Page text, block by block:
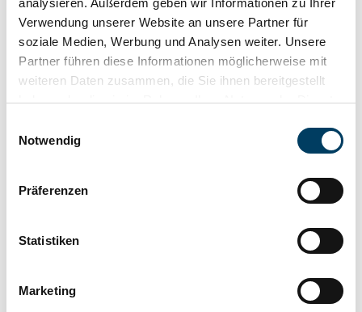
Verwendung unserer Website an unsere Partner für
soziale Medien, Werbung und Analysen weiter. Unsere
Partner führen diese Informationen möglicherweise mit
weiteren Daten zusammen, die Sie ihnen bereitgestellt
haben oder die sie im Rahmen Ihrer Nutzung der Dienste
unsererDatenschutzerklärung Impressum
Notwendig
Präferenzen
Statistiken
Marketing
UNSERE GEW FERIENWELT